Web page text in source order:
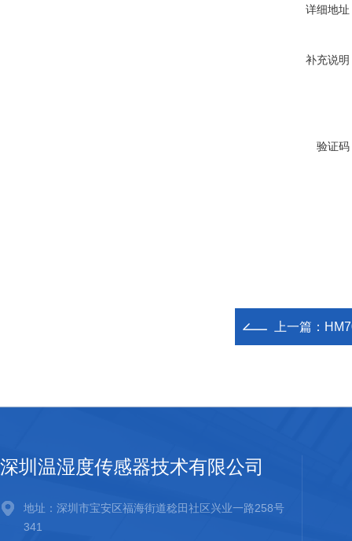
详细地址
补充说明
验证码
上一篇：
深圳温湿度传感器技术有限公司
地址：深圳市宝安区福海街道稔田社区兴业一路258号
341